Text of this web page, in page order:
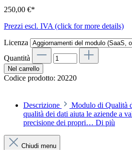
250,00 €*
Prezzi escl. IVA (click for more details)
Licenza
Quantità
Nel carrello
Codice prodotto: 20220
Descrizione
Modulo di Qualità
qualità dei dati aiuta le aziende a
precisione dei propri… Di più
Chiudi menu